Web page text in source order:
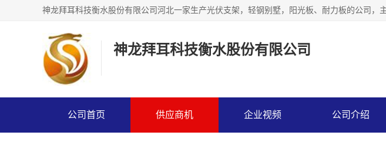
神龙拜耳科技衡水股份有限公司
公司首页 供应商机 企业视频 公司介绍